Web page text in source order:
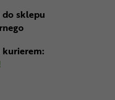
do sklepu
kurierem: